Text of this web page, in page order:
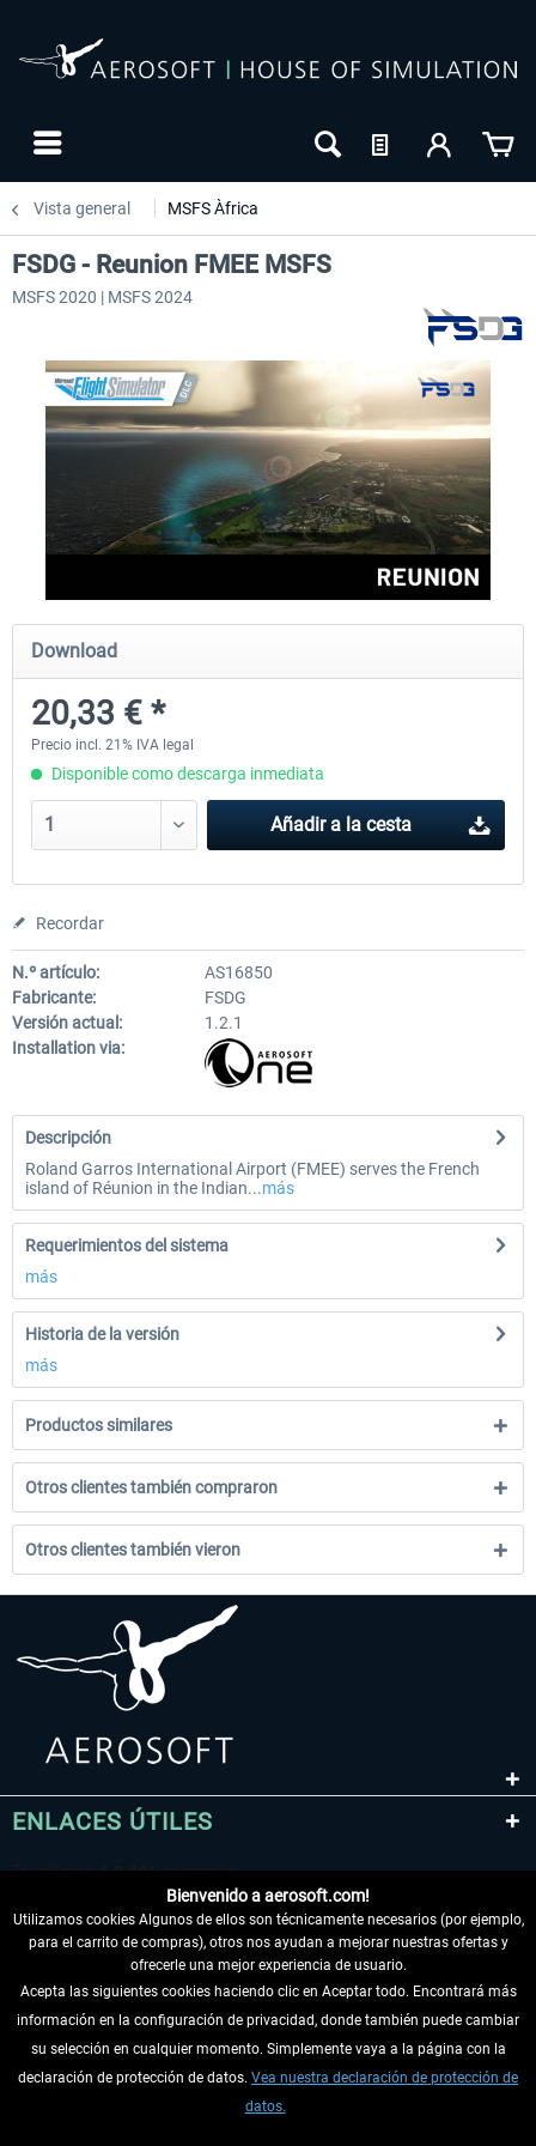
Vista general MSFS Àfrica
FSDG - Mauritius MSFS
30,25 € *
FSDG - Accra MSFS
FSDG - Reunion FMEE MSFS
MSFS 2020 | MSFS 2024
Download
20,33 € *
Precio incl. 21% IVA legal
Disponible como descarga inmediata
Añadir a la cesta
Recordar
N.º artículo:
AS16850
Fabricante:
FSDG
Versión actual:
1.2.1
Installation via:
Descripción
Roland Garros International Airport (FMEE) serves the French
island of Réunion in the Indian...más
Requerimientos del sistema
más
Historia de la versión
más
Productos similares
Otros clientes también compraron
Otros clientes también vieron
ENLACES ÚTILES
DESISTIR DEL CONTRATO
INFORMACIÓN
Bienvenido a aerosoft.com!
Utilizamos cookies Algunos de ellos son técnicamente necesarios (por ejemplo,
para el carrito de compras), otros nos ayudan a mejorar nuestras ofertas y
ofrecerle una mejor experiencia de usuario.
Acepta las siguientes cookies haciendo clic en Aceptar todo. Encontrará más
información en la configuración de privacidad, donde también puede cambiar
su selección en cualquier momento. Simplemente vaya a la página con la
declaración de protección de datos. Vea nuestra declaración de protección de
datos.